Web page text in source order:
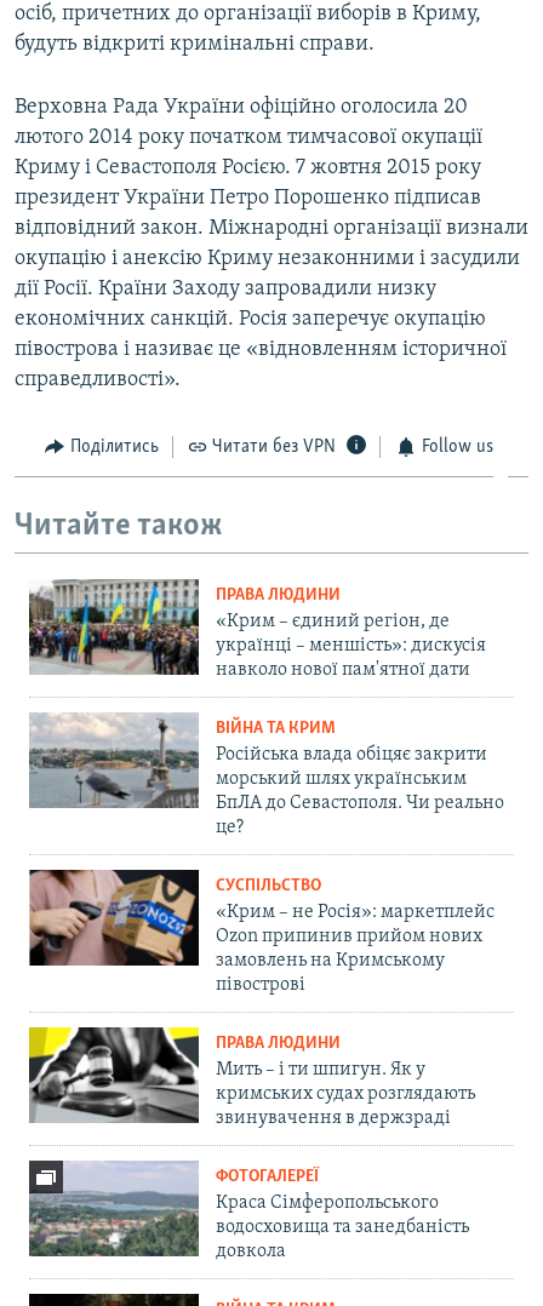
осіб, причетних до організації виборів в Криму,
будуть відкриті кримінальні справи.
Верховна Рада України офіційно оголосила 20
лютого 2014 року початком тимчасової окупації
Криму і Севастополя Росією. 7 жовтня 2015 року
президент України Петро Порошенко підписав
відповідний закон. Міжнародні організації визнали
окупацію і анексію Криму незаконними і засудили
дії Росії. Країни Заходу запровадили низку
економічних санкцій. Росія заперечує окупацію
півострова і називає це «відновленням історичної
справедливості».
Поділитись Читати без VPN Follow us
Читайте також
ПРАВА ЛЮДИНИ
«Крим – єдиний регіон, де
українці – меншість»: дискусія
навколо нової пам'ятної дати
ВІЙНА ТА КРИМ
Російська влада обіцяє закрити
морський шлях українським
БпЛА до Севастополя. Чи реально
це?
СУСПІЛЬСТВО
«Крим – не Росія»: маркетплейс
Ozon припинив прийом нових
замовлень на Кримському
півострові
ПРАВА ЛЮДИНИ
Мить – і ти шпигун. Як у
кримських судах розглядають
звинувачення в держзраді
ФОТОГАЛЕРЕЇ
Краса Сімферопольського
водосховища та занедбаність
довкола